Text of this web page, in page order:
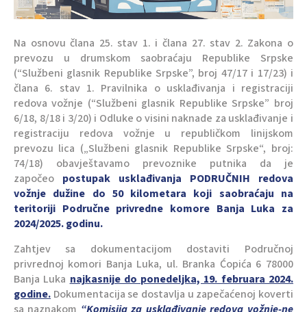
Na osnovu člana 25. stav 1. i člana 27. stav 2. Zakona o
prevozu u drumskom saobraćaju Republike Srpske
(“Službeni glasnik Republike Srpske”, broj 47/17 i 17/23) i
člana 6. stav 1. Pravilnika o usklađivanja i registraciji
redova vožnje (“Službeni glasnik Republike Srpske” broj
6/18, 8/18 i 3/20) i Odluke o visini naknade za usklađivanje i
registraciju redova vožnje u republičkom linijskom
prevozu lica („Službeni glasnik Republike Srpske“, broj:
74/18) obavještavamo prevoznike putnika da je
započeo postupak usklađivanja PODRUČNIH redova
vožnje dužine do 50 kilometara koji saobraćaju na
teritoriji Područne privredne komore Banja Luka za
2024/2025. godinu.
Zahtjev sa dokumentacijom dostaviti Područnoj
privrednoj komori Banja Luka, ul. Branka Ćopića 6 78000
Banja Luka najkasnije do ponedeljka, 19. februara 2024.
godine. Dokumentacija se dostavlja u zapečaćenoj koverti